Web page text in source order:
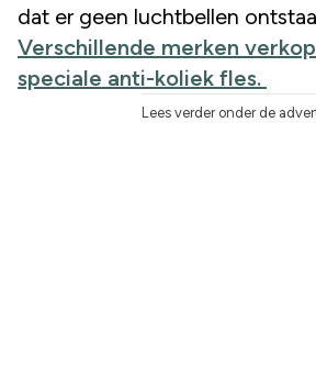
dat er geen luchtbellen
Verschillende merken
speciale anti-koliek fles.
Lees verder onder de